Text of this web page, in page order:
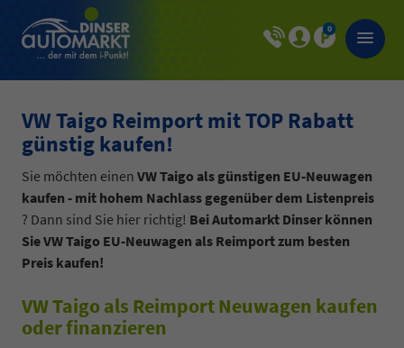
0
VW Taigo Reimport mit TOP Rabatt
günstig kaufen!
Sie möchten einen VW Taigo als günstigen EU-Neuwagen
kaufen - mit hohem Nachlass gegenüber dem Listenpreis
? Dann sind Sie hier richtig! Bei Automarkt Dinser können
Sie VW Taigo EU-Neuwagen als Reimport zum besten
Preis kaufen!
VW Taigo als Reimport Neuwagen kaufen
oder finanzieren